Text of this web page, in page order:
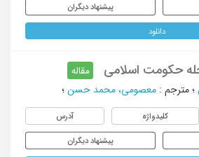
پیشنهاد دیگران
دانلود
حکومت اسلامی
مقاله
؛ مترجم : معصومی، محمد حسن ؛
کلیدواژه آدرس
پیشنهاد دیگران